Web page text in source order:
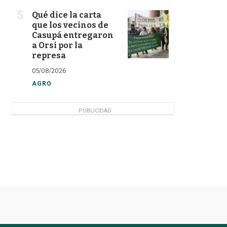
Qué dice la carta
que los vecinos de
Casupá entregaron
a Orsi por la
represa
05/08/2026
AGRO
PUBLICIDAD